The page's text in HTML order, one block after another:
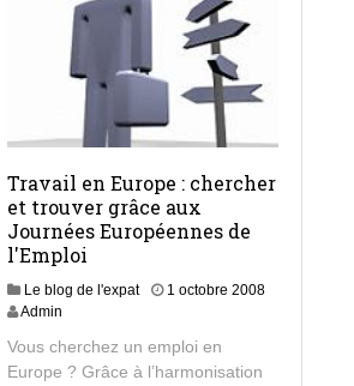
Travail en Europe : chercher
et trouver grâce aux
Journées Européennes de
l'Emploi
Le blog de l'expat
1 octobre 2008
Admin
Vous cherchez un emploi en
Europe ? Grâce à l’harmonisation